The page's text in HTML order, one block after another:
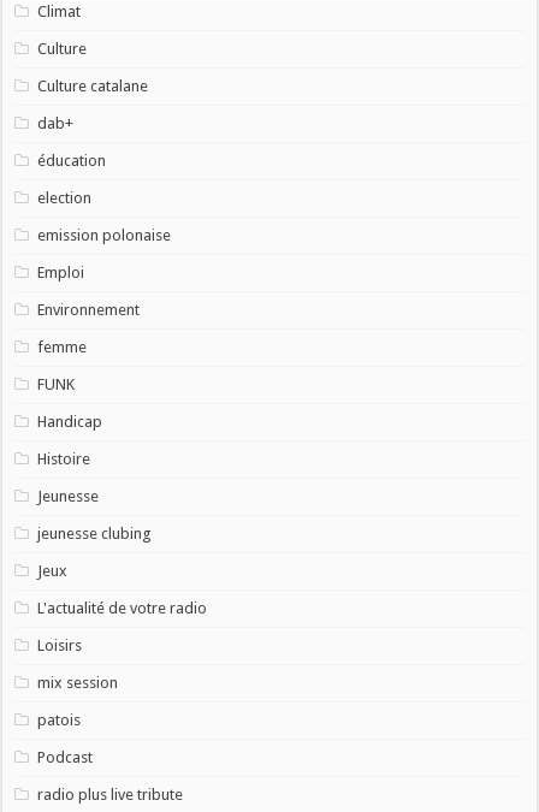
Climat
Culture
Culture catalane
dab+
éducation
election
emission polonaise
Emploi
Environnement
femme
FUNK
Handicap
Histoire
Jeunesse
jeunesse clubing
Jeux
L'actualité de votre radio
Loisirs
mix session
patois
Podcast
radio plus live tribute